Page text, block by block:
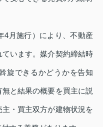
4月施行）により、不動産
います。媒介契約締結時
旋できるかどうかを告知
と結果の概要を買主に説
・買主双方が建物状況を